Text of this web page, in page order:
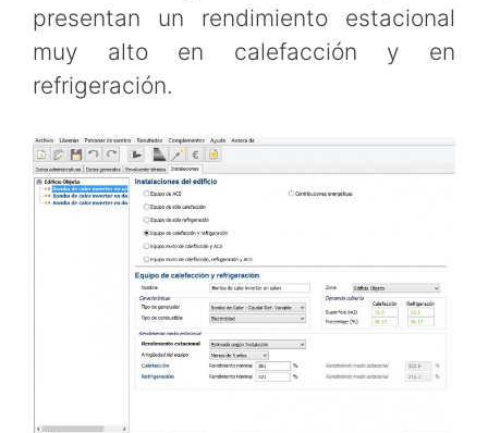
presentan un rendimiento estacional
muy alto en calefacción y en
refrigeración.